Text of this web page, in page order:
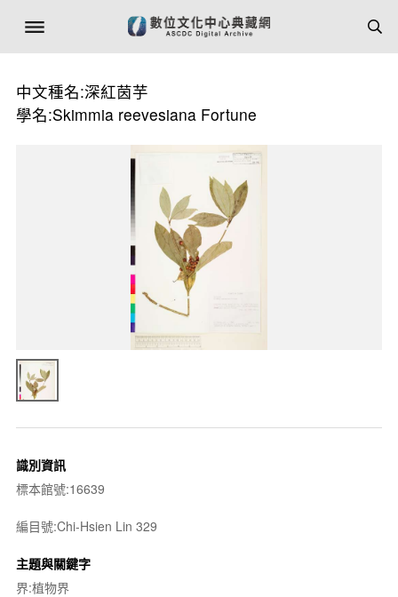
中文種名:深紅茵芋
學名:Skimmia reevesiana Fortune
識別資訊
標本館號:16639
編目號:Chi-Hsien Lin 329
主題與關鍵字
界:植物界